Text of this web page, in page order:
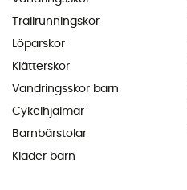
Trailrunningskor
Löparskor
Klätterskor
Vandringsskor barn
Cykelhjälmar
Barnbärstolar
Kläder barn